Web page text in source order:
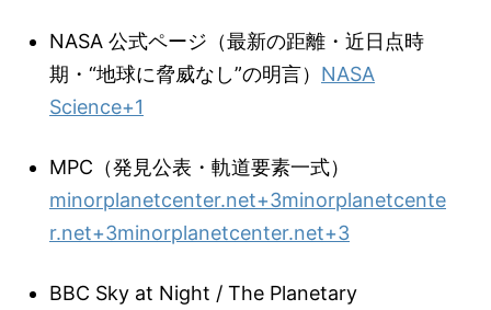
NASA 公式ページ（最新の距離・近日点時
期・“地球に脅威なし”の明言） NASA
Science+1
MPC（発見公表・軌道要素一式）
minorplanetcenter.net+3minorplanetcente
r.net+3minorplanetcenter.net+3
BBC Sky at Night / The Planetary